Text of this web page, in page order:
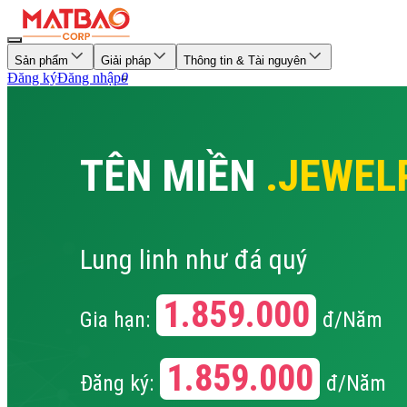
Sản phẩm Giải pháp Thông tin & Tài nguyên
Đăng kýĐăng nhập0
TÊN MIỀN
Lung linh như đá quý
Gia hạn: 1.859.000 đ/Năm
Đăng ký: 1.859.000 đ/Năm